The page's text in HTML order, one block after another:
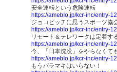
安全運転という危険運転
https://ameblo.jp/kcr-inc/entry-
ジョコビッチに思うスポーツ協
https://ameblo.jp/kcr-inc/entry-
リモート＆テレワークは定着す
https://ameblo.jp/kcr-inc/entry-
今、「日本沈没」をやらなくて
https://ameblo.jp/kcr-inc/entry-
もうバラマキはいらない！